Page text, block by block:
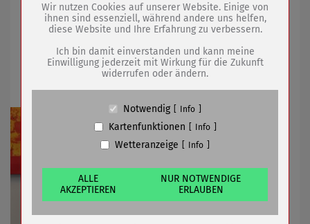
Bürgerpreis 2020 für zwei Sömmerdaer
Name
PHP Session Cookie
Anbieter
Eigentümer dieser Website (Wenko-
Wenselaar GmbH & Co. KG)
Absicherung Kontaktformular / SPAM
Cookiespeicherung Entscheidungscookie
Anbieter
Eigentümer dieser Website (Wenko-
Wenselaar GmbH & Co. KG)
Zweck
Speichert die Einstellungen der Besucher
bezüglich der Speicherung von Cookies.
Cookie Name
dywc
Wir nutzen Cookies auf unserer Website. Einige von
ihnen sind essenziell, während andere uns helfen,
diese Website und Ihre Erfahrung zu verbessern.
Ich bin damit einverstanden und kann meine
Einwilligung jederzeit mit Wirkung für die Zukunft
widerrufen oder ändern.
Notwendig Info
Kartenfunktionen Info
Wetteranzeige Info
ALLE
AKZEPTIEREN
NUR NOTWENDIGE
ERLAUBEN